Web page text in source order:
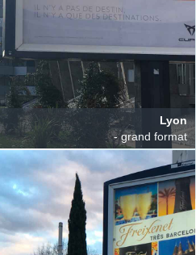
Lyon
- grand format